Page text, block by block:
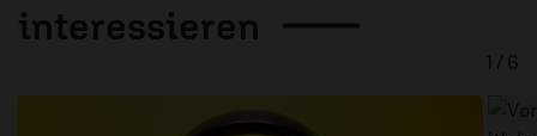
interessieren
1 / 6